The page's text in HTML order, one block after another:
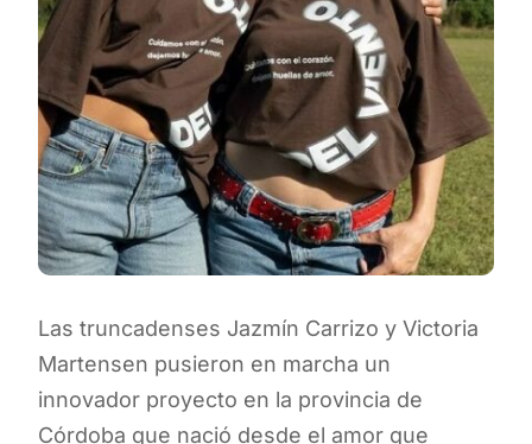
Las truncadenses Jazmín Carrizo y Victoria
Martensen pusieron en marcha un
innovador proyecto en la provincia de
Córdoba que nació desde el amor que